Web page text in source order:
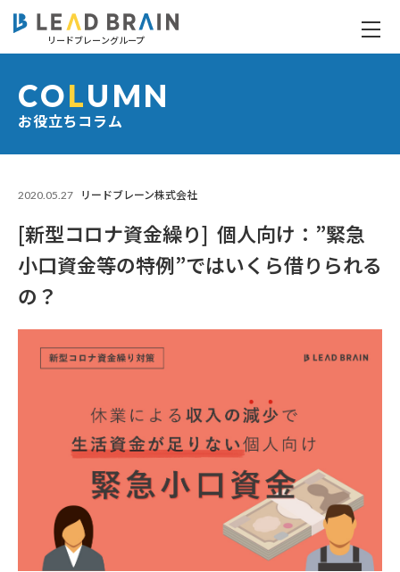
リードブレーングループ
お役立ちコラム
COLUMN
2020.05.27 リードブレーン株式会社
[新型コロナ資金繰り] 個人向け：”緊急
小口資金等の特例”ではいくら借りられる
の？